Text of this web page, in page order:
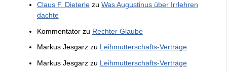
Claus F. Dieterlezu Was Augustinus über Irrlehren
dachte
Kommentatorzu Rechter Glaube
Markus Jesgarzzu Leihmutterschafts-Verträge
Markus Jesgarzzu Leihmutterschafts-Verträge